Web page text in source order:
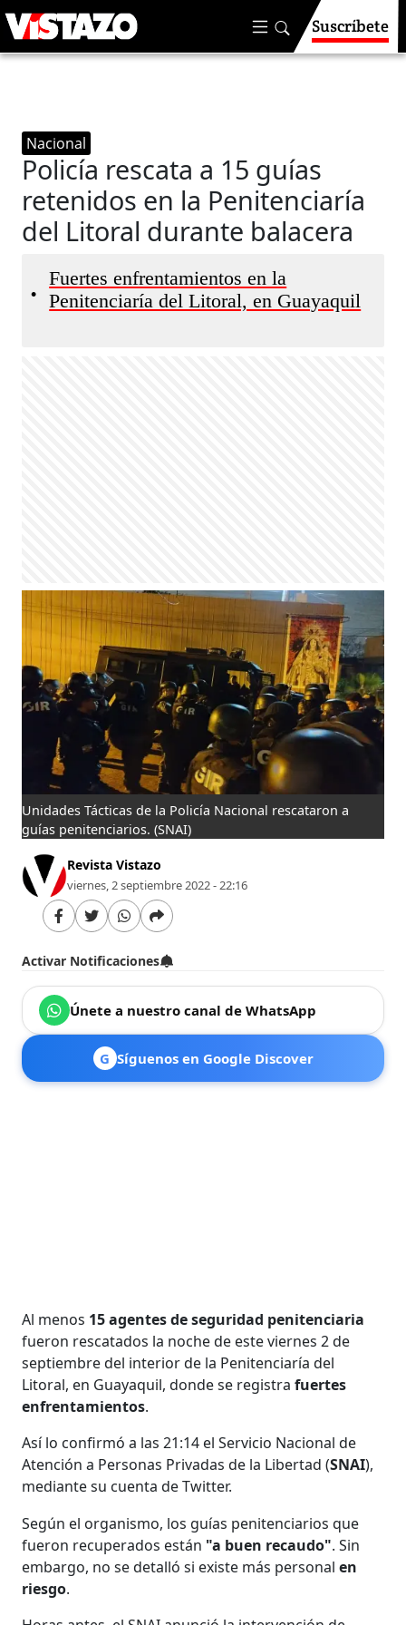
Suscríbete
Nacional
Policía rescata a 15 guías
retenidos en la Penitenciaría
del Litoral durante balacera
•
Fuertes enfrentamientos en la
Penitenciaría del Litoral, en Guayaquil
Unidades Tácticas de la Policía Nacional rescataron a
guías penitenciarios.(SNAI)
Revista Vistazo
viernes, 2 septiembre 2022 - 22:16
Activar Notificaciones
Únete a nuestro canal de WhatsApp
G Síguenos en Google Discover
Al menos 15 agentes de seguridad penitenciaria
fueron rescatados la noche de este viernes 2 de
septiembre del interior de la Penitenciaría del
Litoral, en Guayaquil, donde se registrafuertes
enfrentamientos.
Así lo confirmó a las 21:14 el Servicio Nacional de
Atención a Personas Privadas de la Libertad (SNAI),
mediante su cuenta de Twitter.
Según el organismo, los guías penitenciarios que
fueron recuperados están "a buen recaudo". Sin
embargo, no se detalló si existe más personalen
riesgo.